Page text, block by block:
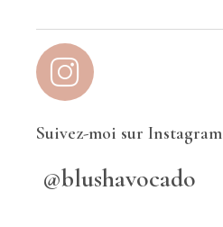
Suivez-moi sur Instagram
@blushavocado